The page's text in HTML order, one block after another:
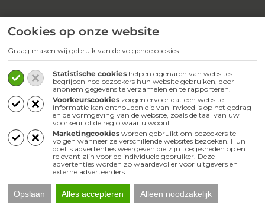
Cookies op onze website
Graag maken wij gebruik van de volgende cookies:
Statistische cookies helpen eigenaren van websites
begrijpen hoe bezoekers hun website gebruiken, door
anoniem gegevens te verzamelen en te rapporteren.
Voorkeurscookies zorgen ervoor dat een website
informatie kan onthouden die van invloed is op het gedrag
en de vormgeving van de website, zoals de taal van uw
voorkeur of de regio waar u woont.
Marketingcookies worden gebruikt om bezoekers te
volgen wanneer ze verschillende websites bezoeken. Hun
doel is advertenties weergeven die zijn toegesneden op en
relevant zijn voor de individuele gebruiker. Deze
advertenties worden zo waardevoller voor uitgevers en
externe adverteerders.
Opslaan Alles accepteren Alleen noodzakelijk
Achter de muziek
Achter de compositie
Focus
Operastrips
Sterke verhalen
Inspiratie